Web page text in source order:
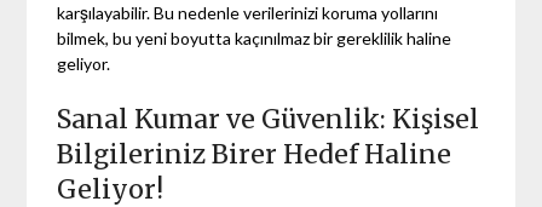
karşılayabilir. Bu nedenle verilerinizi koruma yollarını
bilmek, bu yeni boyutta kaçınılmaz bir gereklilik haline
geliyor.
Sanal Kumar ve Güvenlik: Kişisel
Bilgileriniz Birer Hedef Haline
Geliyor!